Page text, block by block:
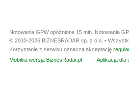
Notowania GPW opóźnione 15 min. Notowania
© 2010-2026 BIZNESRADAR sp. z o.o. •
Korzystanie z serwisu oznacza akceptację
Mobilna wersja BiznesRadar.pl
Aplikacja dla